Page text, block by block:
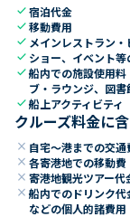
check宿泊代金
check移動費用
check メインレストラン
check ショー、イベント
check船内での施設使用
ブ・ラウンジ、図書
check船上アクティビティ
クルーズ料金に
close 自宅～港までの交通
close 各寄港地での移動費
close 寄港地観光ツアー代
close 船内でのドリンク
などの個人的諸費用